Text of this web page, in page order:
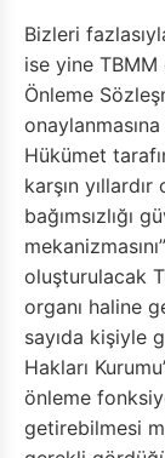
Bizleri
ise yine
Önleme
Hükümet
karşın
bağımsızlığı
oluşturulacak
organı haline
sayıda kişiyle
Hakları
önleme
getirebilmesi